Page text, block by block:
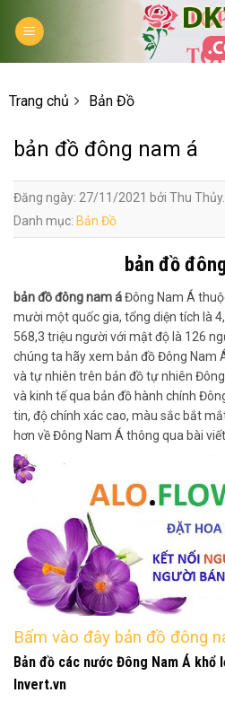
Trang chủ Bản Đồ
bản đồ đông nam á
Đăng ngày: 27/11/2021 bởi Thu
Danh mục: Bản Đồ
bản đồ
bản đồ đông nam áĐông Nam Á
mười một quốc gia, tổng diện tích là
568,3 triệu người với mật độ là 126
chúng ta hãy xem bản đồ Đông Nam
và tự nhiên trên bản đồ tự nhiên
và kinh tế qua bản đồ hành chính
tin, độ chính xác cao, màu sắc bắt
hơn về Đông Nam Á thông qua bài
Bấm vào đây bản đồ đông
Bản đồ các nước Đông Nam Á khổ
Invert.vn